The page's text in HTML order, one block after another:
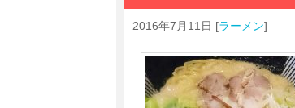
2016年7月11日 [ラーメン]